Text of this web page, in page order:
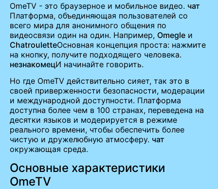
OmeTV - это браузерное и мобильное видео. чат
Платформа, объединяющая пользователей со
всего мира для анонимного общения по
видеосвязи один на один. Например, Omegle и
ChatrouletteОсновная концепция проста: нажмите
на кнопку, получите подходящего человека.
незнакомецИ начинайте говорить.
Но где OmeTV действительно сияет, так это в
своей приверженности безопасности, модерации
и международной доступности. Платформа
доступна более чем в 100 странах, переведена на
десятки языков и модерируется в режиме
реального времени, чтобы обеспечить более
чистую и дружелюбную атмосферу. чат
окружающая среда.
Основные характеристики
OmeTV